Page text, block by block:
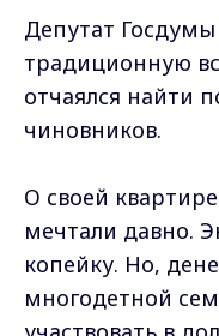
Депутат
традиционную
отчаялся найти
чиновников.
О своей
мечтали давно.
копейку. Но,
многодетной